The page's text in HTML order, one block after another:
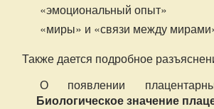
«эмоциональный опыт»
«миры» и «связи между
Также дается подробное
О появлении
Биологическое значение